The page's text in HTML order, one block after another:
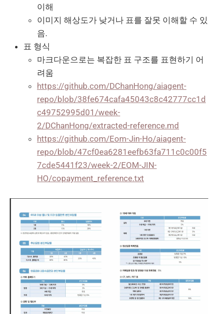
이해
이미지 해상도가 낮거나 표를 잘못 이해할 수 있
음.
표 형식
마크다운으로는 복잡한 표 구조를 표현하기 어
려움
https://github.com/DChanHong/aiagent-
repo/blob/38fe674cafa45043c8c42777cc1d
c49752995d01/week-
2/DChanHong/extracted-reference.md
https://github.com/Eom-Jin-Ho/aiagent-
repo/blob/47cf0ea6281eefb63fa711c0c00f5
7cde5441f23/week-2/EOM-JIN-
HO/copayment_reference.txt